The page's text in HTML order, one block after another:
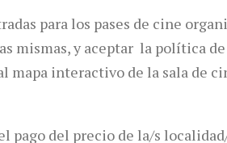
para los pases de cine
mismas, y aceptar la política
mapa interactivo de la sala de
pago del precio de la/s